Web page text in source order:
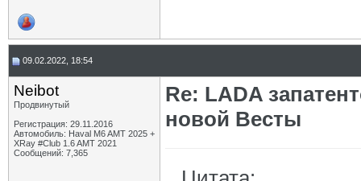
09.02.2022, 18:54
Neibot
Продвинутый
Регистрация: 29.11.2016
Автомобиль: Haval M6 AMT 2025 +
XRay #Club 1.6 AMT 2021
Сообщений: 7,365
Re: LADA
новой Весты